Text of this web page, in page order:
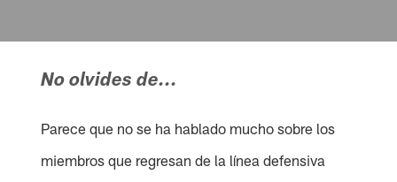
No olvides de...
Parece que no se ha hablado mucho sobre los
miembros que regresan de la línea defensiva